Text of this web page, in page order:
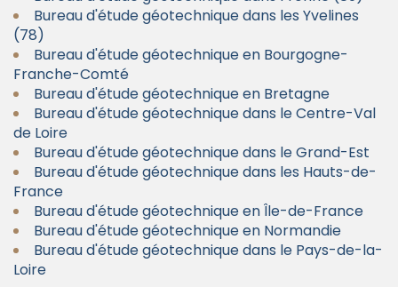
Bureau d'étude géotechnique dans les Yvelines
(78)
Bureau d'étude géotechnique en Bourgogne-
Franche-Comté
Bureau d'étude géotechnique en Bretagne
Bureau d'étude géotechnique dans le Centre-Val
de Loire
Bureau d'étude géotechnique dans le Grand-Est
Bureau d'étude géotechnique dans les Hauts-de-
France
Bureau d'étude géotechnique en Île-de-France
Bureau d'étude géotechnique en Normandie
Bureau d'étude géotechnique dans le Pays-de-la-
Loire